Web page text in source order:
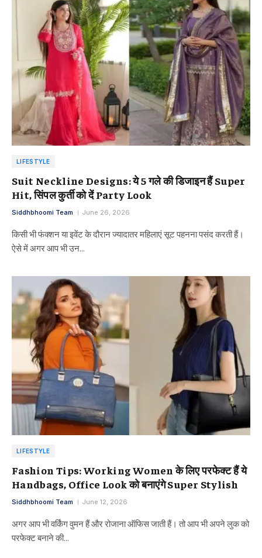
LIFESTYLE
Suit Neckline Designs: ये 5 गले की डिजाइन हैं Super
Hit, सिंपल कुर्ती को दें Party Look
Siddhbhoomi Team June 26, 2026
किसी भी फंक्शन या इवेंट के दौरान ज्यादातर महिलाएं सूट पहनना पसंद करती हैं।
ऐसे में अगर आप भी उन…
LIFESTYLE
Fashion Tips: Working Women के लिए परफेक्ट हैं ये
Handbags, Office Look को बनाएंगे Super Stylish
Siddhbhoomi Team June 12, 2026
अगर आप भी वर्किंग वुमन हैं और रोजाना ऑफिस जाती हैं। तो आप भी अपने लुक को
परफेक्ट बनाने की…